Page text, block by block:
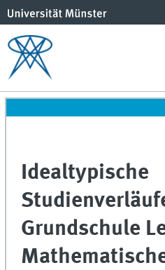
Idealtypische
Grundschule